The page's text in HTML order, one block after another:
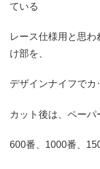
ている
レース仕様用と思
け部を、
デザインナイフでカ
カット後は、ペーパ
600番、1000番、